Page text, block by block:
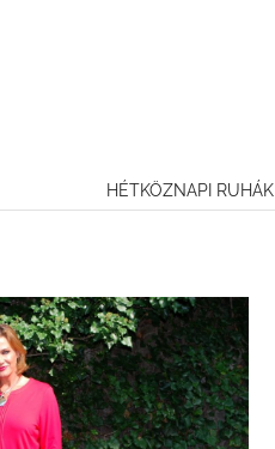
HÉTKÖZNAPI RUHÁK